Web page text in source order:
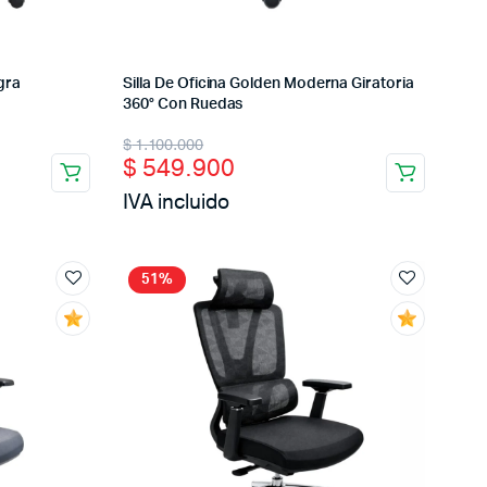
Silla De Oficina Golden Moderna Giratoria
360° Con Ruedas
$1.100.000
Original
price
was:
$ 549.900
Current
price
is:
IVA incluido
51%